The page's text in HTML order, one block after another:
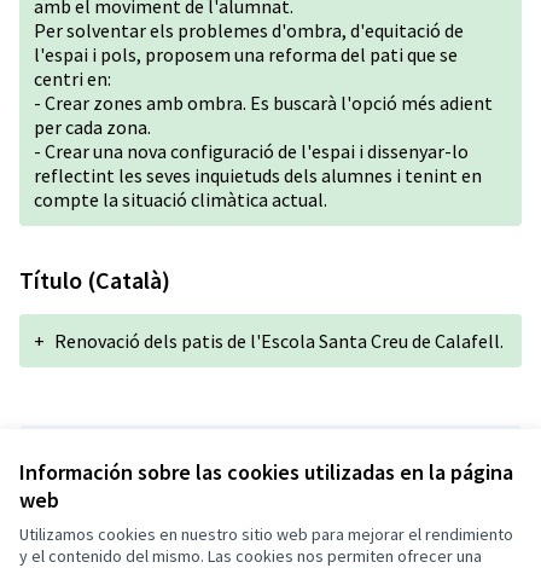
Información sobre las cookies utilizadas en la página
web
Utilizamos cookies en nuestro sitio web para mejorar el rendimiento
y el contenido del mismo. Las cookies nos permiten ofrecer una
amb el moviment de l'alumnat.
Per solventar els problemes d'ombra, d'equitació de
l'espai i pols, proposem una reforma del pati que se
centri en:
- Crear zones amb ombra. Es buscarà l'opció més adient
per cada zona.
- Crear una nova configuració de l'espai i dissenyar-lo
reflectint les seves inquietuds dels alumnes i tenint en
compte la situació climàtica actual.
Título (Català)
+ Renovació dels patis de l'Escola Santa Creu de Calafell.
Términos y condiciones de uso
Configuración de cookies